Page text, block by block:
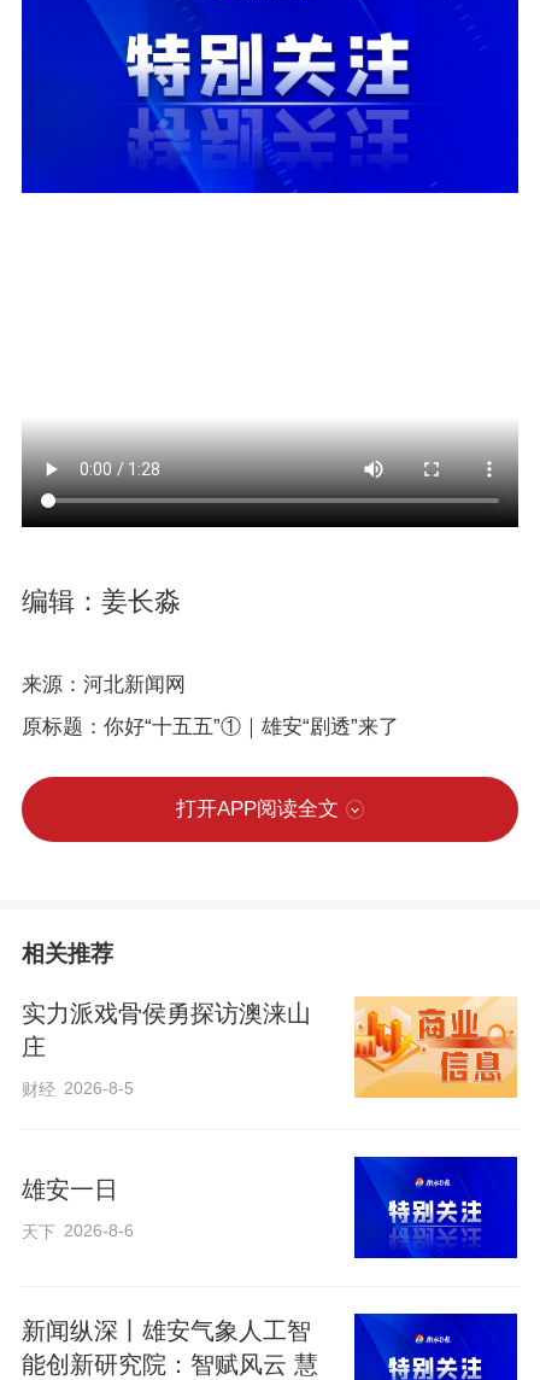
编辑：姜长淼
来源：河北新闻网
原标题：你好“十五五”①｜雄安“剧透”来了
打开APP阅读全文
相关推荐
实力派戏骨侯勇探访澳涞山
庄
财经 2026-8-5
雄安一日
天下 2026-8-6
新闻纵深丨雄安气象人工智
能创新研究院：智赋风云 慧